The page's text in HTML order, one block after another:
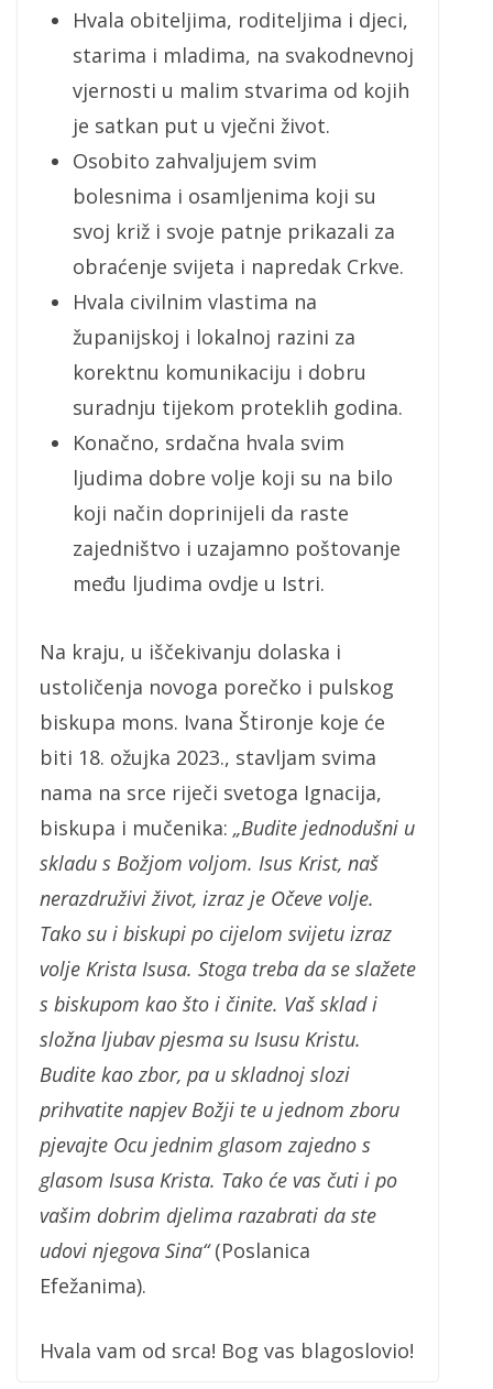
Hvala obiteljima, roditeljima i djeci,
starima i mladima, na svakodnevnoj
vjernosti u malim stvarima od kojih
je satkan put u vječni život.
Osobito zahvaljujem svim
bolesnima i osamljenima koji su
svoj križ i svoje patnje prikazali za
obraćenje svijeta i napredak Crkve.
Hvala civilnim vlastima na
županijskoj i lokalnoj razini za
korektnu komunikaciju i dobru
suradnju tijekom proteklih godina.
Konačno, srdačna hvala svim
ljudima dobre volje koji su na bilo
koji način doprinijeli da raste
zajedništvo i uzajamno poštovanje
među ljudima ovdje u Istri.
Na kraju, u iščekivanju dolaska i
ustoličenja novoga porečko i pulskog
biskupa mons. Ivana Štironje koje će
biti 18. ožujka 2023., stavljam svima
nama na srce riječi svetoga Ignacija,
biskupa i mučenika: „Budite jednodušni u
skladu s Božjom voljom. Isus Krist, naš
nerazdruživi život, izraz je Očeve volje.
Tako su i biskupi po cijelom svijetu izraz
volje Krista Isusa. Stoga treba da se slažete
s biskupom kao što i činite. Vaš sklad i
složna ljubav pjesma su Isusu Kristu.
Budite kao zbor, pa u skladnoj slozi
prihvatite napjev Božji te u jednom zboru
pjevajte Ocu jednim glasom zajedno s
glasom Isusa Krista. Tako će vas čuti i po
vašim dobrim djelima razabrati da ste
udovi njegova Sina“(Poslanica
Efežanima).
Hvala vam od srca! Bog vas blagoslovio!